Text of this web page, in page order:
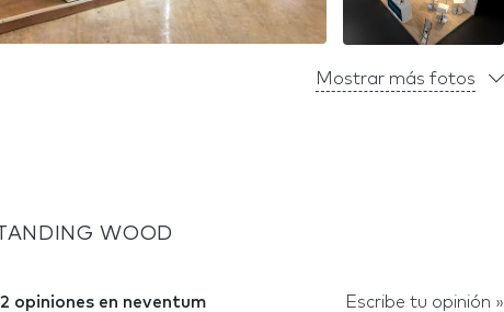
Mostrar más fotos
WOOD
2 opiniones en neventum Escribe tu opinión »